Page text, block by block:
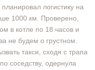
логистику на
1000 км. Проверено,
в котле по 18 часов и
не будем о грустном.
такси, сходя с трапа
соседству, одернула